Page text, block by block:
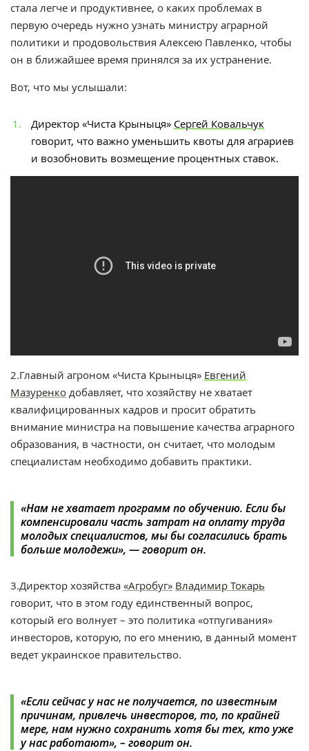
стала легче и продуктивнее, о каких проблемах в
первую очередь нужно узнать министру аграрной
политики и продовольствия Алексею Павленко, чтобы
он в ближайшее время принялся за их устранение.
Вот, что мы услышали:
Директор «Чиста Крыныця» Сергей Ковальчук
говорит, что важно уменьшить квоты для аграриев
и возобновить возмещение процентных ставок.
2.Главный агроном «Чиста Крыныця» Евгений
Мазуренко добавляет, что хозяйству не хватает
квалифицированных кадров и просит обратить
внимание министра на повышение качества аграрного
образования, в частности, он считает, что молодым
специалистам необходимо добавить практики.
«Нам не хватает программ по обучению. Если бы
компенсировали часть затрат на оплату труда
молодых специалистов, мы бы согласились брать
больше молодежи», — говорит он.
3.Директор хозяйства «Агробуг» Владимир Токарь
говорит, что в этом году единственный вопрос,
который его волнует – это политика «отпугивания»
инвесторов, которую, по его мнению, в данный момент
ведет украинское правительство.
«Если сейчас у нас не получается, по известным
причинам, привлечь инвесторов, то, по крайней
мере, нам нужно сохранить хотя бы тех, кто уже
у нас работают», – говорит он.